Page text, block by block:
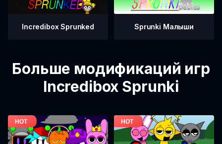
Incredibox Sprunked Sprunki Малыши
Больше модификаций игр
Incredibox Sprunki